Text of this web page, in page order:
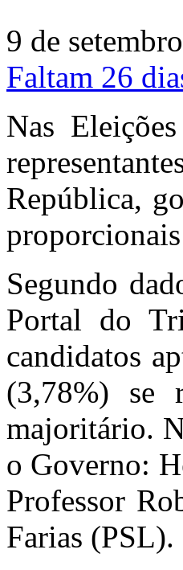
9 de
Faltam 26
Nas
República,
Segundo
Portal do
candidatos
(3,78%) se
majoritário.
o Governo:
Professor
Farias (PSL).